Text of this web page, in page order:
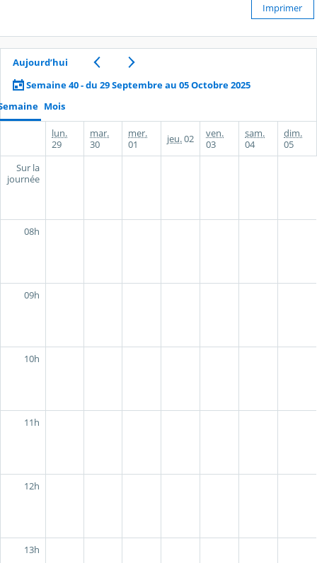
Imprimer
Aujourd’hui
Semaine 40 - du 29 Septembre au 05 Octobre 2025
Mois
lun.
29
mar.
30
mer.
01
jeu.02
ven.
03
sam.
04
dim.
05
Sur la
journée
08h
09h
10h
11h
12h
13h